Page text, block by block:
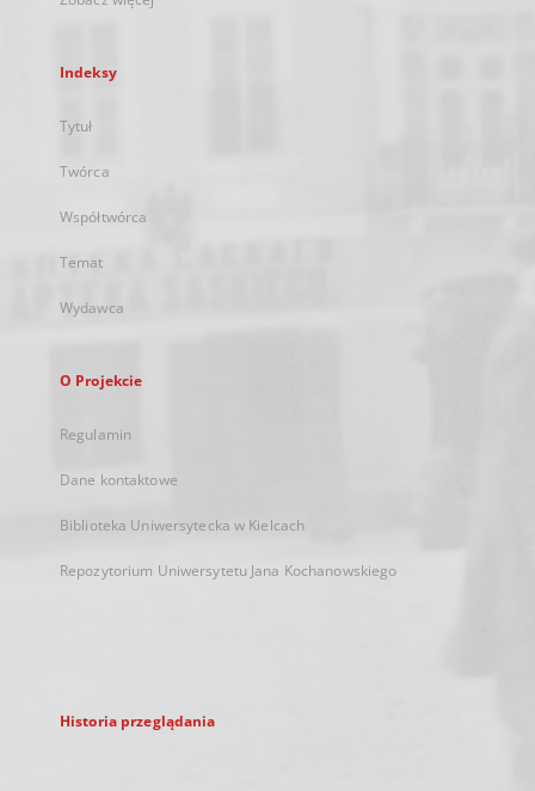
Indeksy
Tytuł
Twórca
Współtwórca
Temat
Wydawca
O Projekcie
Regulamin
Dane kontaktowe
Biblioteka Uniwersytecka w Kielcach
Repozytorium Uniwersytetu Jana Kochanowskiego
Historia przeglądania